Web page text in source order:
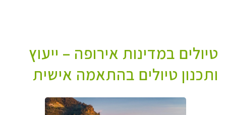
טיולים במדינות אירופה – ייעוץ
ותכנון טיולים בהתאמה אישית